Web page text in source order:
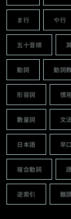
ま行 や行
五十音順
動詞 動詞
形容詞 慣
數量詞 文
日本語 早
複合動詞
逆索引 難